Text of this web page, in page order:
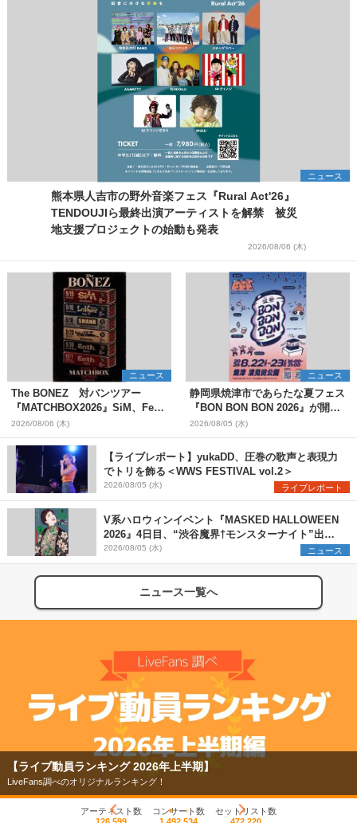
ニュース
熊本県人吉市の野外音楽フェス『Rural Act'26』
TENDOUJIら最終出演アーティストを解禁 被災
地支援プロジェクトの始動も発表
2026/08/06 (木)
ニュース
The BONEZ 対バンツアー
『MATCHBOX2026』SiM、Fear,
and Loathing in Las Vegasら対
バンアーティストを一斉解禁
2026/08/06 (木)
ニュース
静岡県焼津市であらたな夏フェス
『BON BON BON 2026』が開
催 音楽ライブ×盆踊り×DJ×屋台
グルメ×ランタンナイトで彩る2日
間
2026/08/05 (水)
【ライブレポート】yukaDD、圧巻の歌声と表現力
でトリを飾る＜WWS FESTIVAL vol.2＞
2026/08/05 (水) ライブレポート
V系ハロウィンイベント『MASKED HALLOWEEN
2026』4日目、“渋谷魔界†モンスターナイト”出演6
組を発表
2026/08/05 (水) ニュース
ニュース一覧へ
【ライブ動員ランキング 2026年上半期】
LiveFans調べのオリジナルランキング！
アーティスト数
コンサート数
セットリスト数